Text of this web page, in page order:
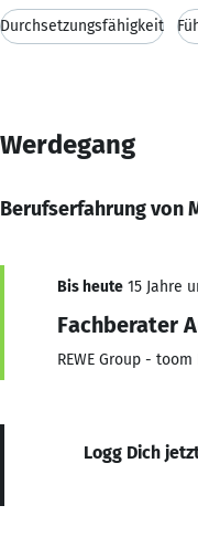
Durchsetzungsfähigkeit
Werdegang
Berufserfahrung von
Bis heute 15 Jahre
Fachberater
REWE Group -
Logg Dich